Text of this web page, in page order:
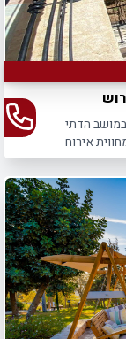
הדתי
אירוח